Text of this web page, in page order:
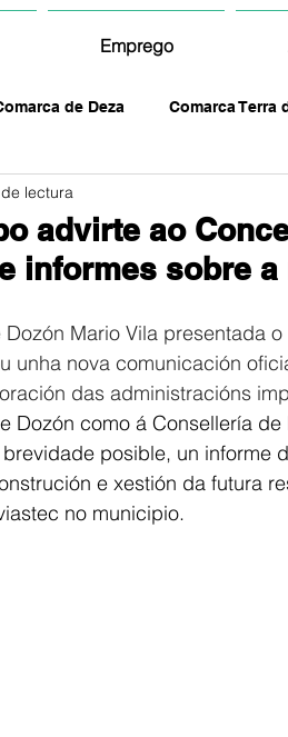
Emprego
de Deza Comarca Terra
advirte ao
informes sobre
lectura
Mario Vila presentada
unha nova comunicación
das administracións
Dozón como á Consellería
posible, un informe
e xestión da futura
no municipio.